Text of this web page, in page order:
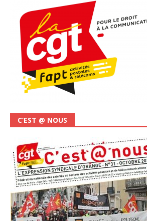
C’EST @ NOUS